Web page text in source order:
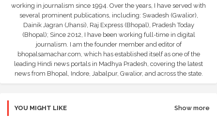
working in journalism since 1994. Over the years, I have served with
several prominent publications, including: Swadesh (Gwalior),
Dainik Jagran (Jhansi), Raj Express (Bhopal), Pradesh Today
(Bhopal); Since 2012, I have been working full-time in digital
journalism. I am the founder member and editor of
bhopalsamachar.com, which has established itself as one of the
leading Hindi news portals in Madhya Pradesh, covering the latest
news from Bhopal, Indore, Jabalpur, Gwalior, and across the state.
YOU MIGHT LIKE Show more